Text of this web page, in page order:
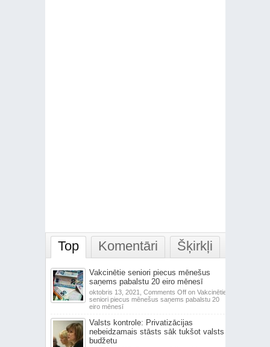
Top Komentāri Šķirkļi
Vakcinētie seniori piecus mēnešus
saņems pabalstu 20 eiro mēnesī
oktobris 13, 2021, Comments Offon Vakcinētie
seniori piecus mēnešus saņems pabalstu 20
eiro mēnesī
Valsts kontrole: Privatizācijas
nebeidzamais stāsts sāk tukšot valsts
budžetu